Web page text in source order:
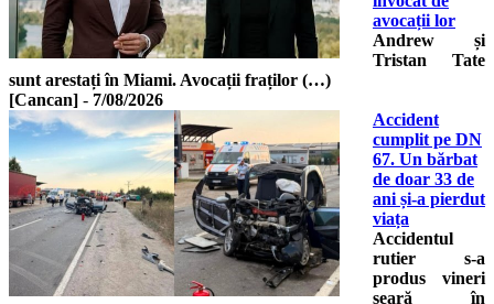
avocații lor
Andrew și
Tristan Tate
sunt arestați în Miami. Avocații fraților (…)
[Cancan] - 7/08/2026
Accident
cumplit pe DN
67. Un bărbat
de doar 33 de
ani și-a pierdut
viața
Accidentul
rutier s-a
produs vineri
seară în